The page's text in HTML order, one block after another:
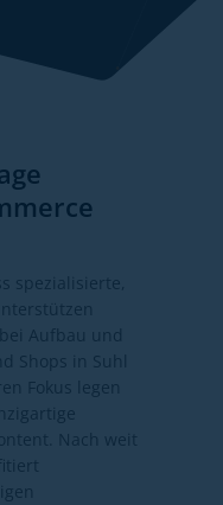
spezialisierte,
Aufbau und
Shops in Suhl
Fokus legen
Nach weit